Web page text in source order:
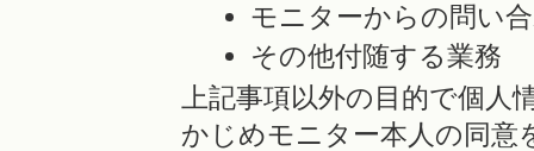
モニターからの問い
その他付随する業務
上記事項以外の目的で個
かじめモニター本人の同意